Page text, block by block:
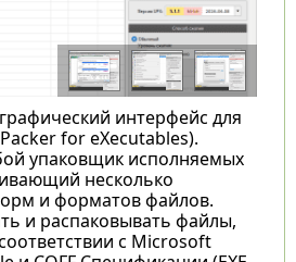
интерфейс для
for eXecutables).
упаковщик исполняемых
несколько
и форматов файлов.
и распаковывать файлы,
с Microsoft